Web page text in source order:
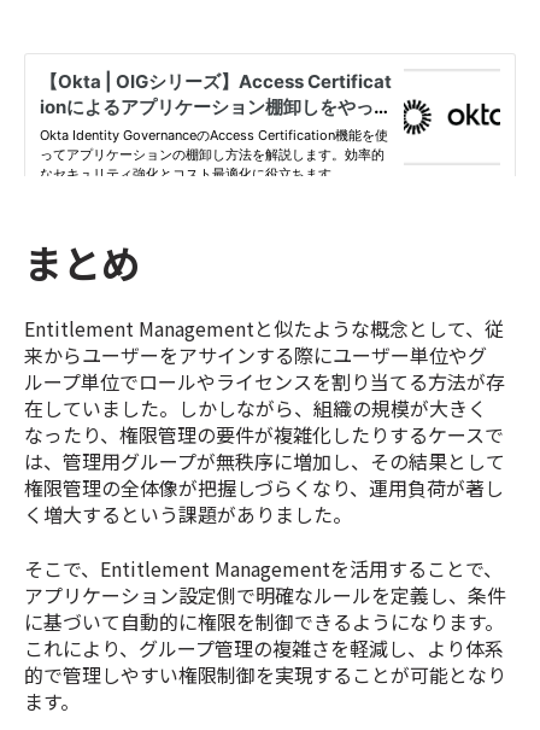
まとめ
Entitlement Managementと似たような概念として、従
来からユーザーをアサインする際にユーザー単位やグ
ループ単位でロールやライセンスを割り当てる方法が存
在していました。しかしながら、組織の規模が大きく
なったり、権限管理の要件が複雑化したりするケースで
は、管理用グループが無秩序に増加し、その結果として
権限管理の全体像が把握しづらくなり、運用負荷が著し
く増大するという課題がありました。
そこで、Entitlement Managementを活用することで、
アプリケーション設定側で明確なルールを定義し、条件
に基づいて自動的に権限を制御できるようになります。
これにより、グループ管理の複雑さを軽減し、より体系
的で管理しやすい権限制御を実現することが可能となり
ます。